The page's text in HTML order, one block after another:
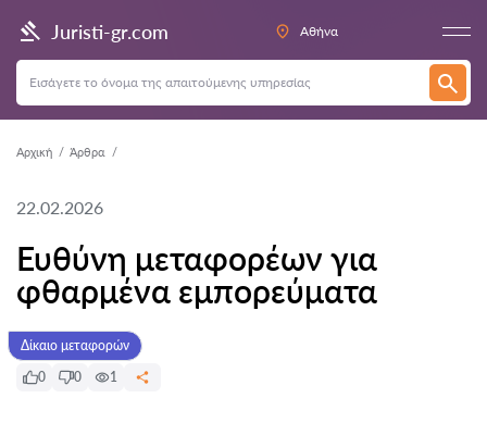
Juristi-gr.com Αθήνα
Αρχική Άρθρα
22.02.2026
Ευθύνη μεταφορέων για
φθαρμένα εμπορεύματα
Δίκαιο μεταφορών
0
0 1